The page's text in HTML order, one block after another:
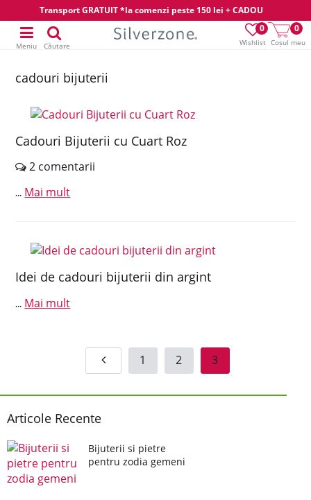
Transport GRATUIT *la comenzi peste 150 lei + CADOU
Wishlist
0
Coșul meu
0
Meniu Căutare
cadouri bijuterii
Cadouri Bijuterii cu Cuart Roz
2 comentarii
... Mai mult
Idei de cadouri bijuterii din argint
... Mai mult
1 2 3
Articole Recente
Bijuterii si pietre
pentru zodia gemeni